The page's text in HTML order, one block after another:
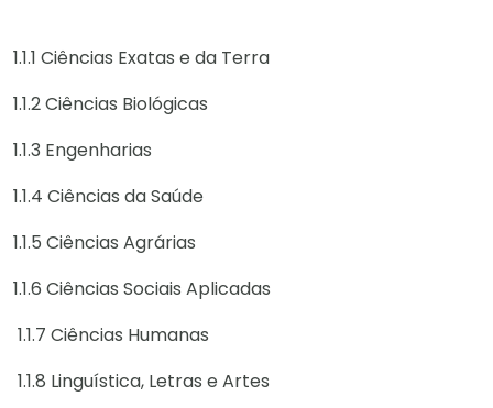
1.1.1 Ciências Exatas e da Terra
1.1.2 Ciências Biológicas
1.1.3 Engenharias
1.1.4 Ciências da Saúde
1.1.5 Ciências Agrárias
1.1.6 Ciências Sociais Aplicadas
1.1.7 Ciências Humanas
1.1.8 Linguística, Letras e Artes